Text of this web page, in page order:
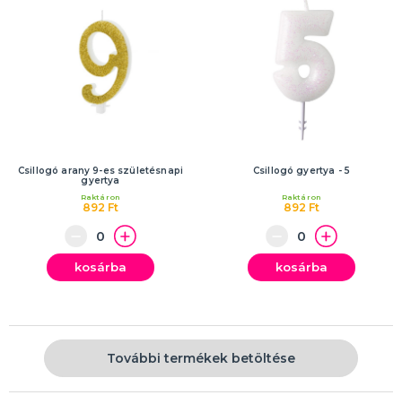
Csillogó arany 9-es születésnapi
gyertya
892 Ft
Raktáron
kosárba
Csillogó gyertya - 5
892 Ft
Raktáron
kosárba
További termékek betöltése